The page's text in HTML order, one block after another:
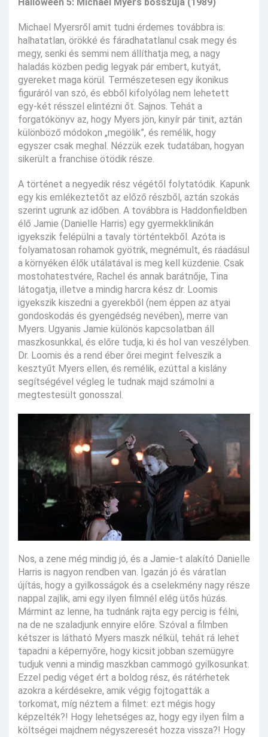
Michael Myersről amit tudni érdemes továbbra is:
halhatatlan, örökké és fáradhatatlanul csak megy és
megy, senki és semmi nem állíthatja meg, a nagy
haladás közben pedig legyak pár embert, kutyát,
gyereket maga körül. Természetesen egy ikonikus
figuráról van szó, és ebből kifolyólag nem lehetett
egy-két résszel elintézni őt. Sajnos. Tehát a
forgatókönyv az, hogy Myers jön, kinyír pár tinit, aztán
különböző módokon „megölik”, és remélik, hogy
egyszer csak meghal. Nézzük ezek tudatában, hogyan
sikerült a franchise ötödik része.
A történet a negyedik rész végétől folytatódik. Kapunk
egy kis emlékeztetőt az előző részből, aztán szokás
szerint ugrunk az időben. A továbbra is Haddonfieldben
élő Jamie (Danielle Harris) egy gyermekklinikán
igyekszik felépülni a tavaly történtekből. Azóta is
folyamatosan rohamok gyötrik, megnémult, és ráadásul
a környéken élők utálatával is meg kell küzdenie. Csak
mostohatestvére, Rachel és annak barátnője, Tina
látogatja, illetve a mindig harcra kész dr. Loomis
igyekszik kiszedni a gyerekből (nem éppen az atyai
gondoskodás és gyengédség nevében), merre van
Myers. Ugyanis Jamie különös kapcsolatban áll
maszkosunkkal, és előre tudja, ki és hol van veszélyben.
Dr. Loomis és a rend éber őrei megint felveszik a
kesztyűt Myers ellen, és remélik, ezúttal a kislány
segítségével végleg le tudnak majd számolni a
megtestesült gonosszal.
Nos, a zene még mindig jó, és a Jamie-t alakító Danielle
Harris is nagyon rendben van. Igazán jó és váratlan
újítás, hogy a gyilkosságok és a cselekmény nagy része
nappal zajlik, ami egy ilyen filmnél elég ütős húzás.
Mármint az lenne, ha tudnánk rajta egy percig is félni,
na de ne szaladjunk ennyire előre. Szóval a filmben
kétszer is látható Myers maszk nélkül, tehát rá lehet
tapadni a képernyőre, hogy kicsit jobban szemügyre
tudjuk venni a mindig maszkban cammogó gyilkosunkat.
Ezzel pedig véget ért a boldog rész, és rátérhetek
azokra a kérdésekre, amik végig fojtogatták a
torkomat, míg néztem a filmet: ezt mégis hogy
képzelték?! Hogy lehetséges az, hogy egy ilyen film a
költségei majdnem négyszeresét hozza vissza?! Hogy